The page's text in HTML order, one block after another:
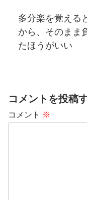
多分楽を覚える
から、そのまま
たほうがいい
コメントを投稿
コメント ※